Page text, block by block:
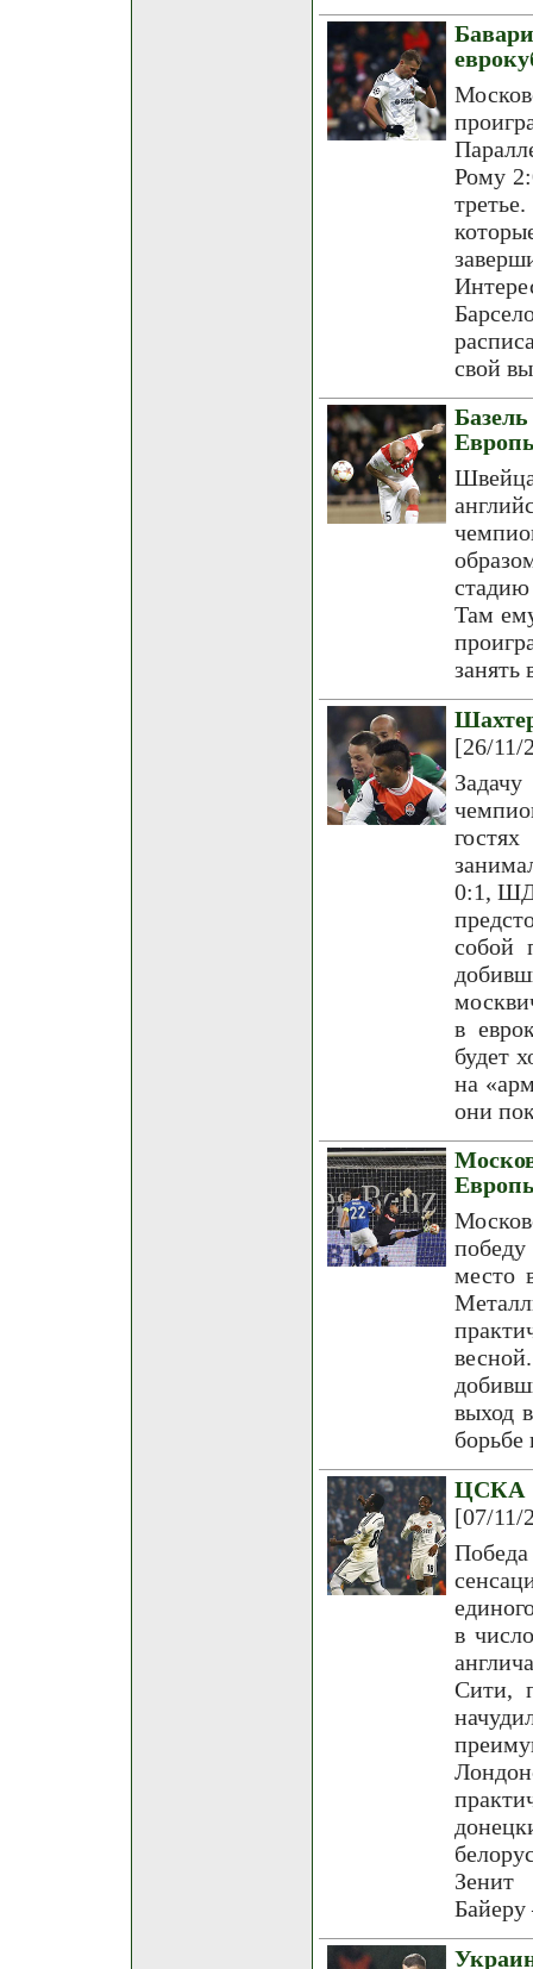
Рому
свой
Там
занять
[26/11/
0:1, ШД
собой
в
будет
на
они
место
выход
ЦСКА
[07/11/
в
Сити,
Зенит
Байеру